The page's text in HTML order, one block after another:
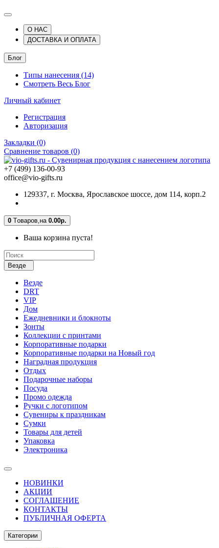
О НАС
ДОСТАВКА И ОПЛАТА
Блог
Типы нанесения (14)
Смотреть Весь Блог
Личный кабинет
Регистрация
Авторизация
Закладки (0)
Сравнение товаров (0)
+7 (499) 136-00-93
office@vio-gifts.ru
129337, г. Москва, Ярославское шоссе, дом 114, корп.2
0 Tоваров,на 0.00р.
Ваша корзина пуста!
Везде
Везде
DRT
VIP
Дом
Ежедневники и блокноты
Зонты
Коллекции с принтами
Корпоративные подарки
Корпоративные подарки на Новый год
Наградная продукция
Отдых
Подарочные наборы
Посуда
Промо одежда
Ручки с логотипом
Сувениры к праздникам
Сумки
Товары для детей
Упаковка
Электроника
НОВИНКИ
АКЦИИ
СОГЛАШЕНИЕ
КОНТАКТЫ
ПУБЛИЧНАЯ ОФЕРТА
Категории